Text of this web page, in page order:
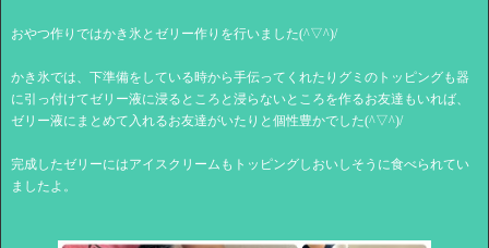
おやつ作りではかき氷とゼリー作りを行いました(^▽^)/
かき氷では、下準備をしている時から手伝ってくれたりグミのトッピングも器
に引っ付けてゼリー液に浸るところと浸らないところを作るお友達もいれば、
ゼリー液にまとめて入れるお友達がいたりと個性豊かでした(^▽^)/
完成したゼリーにはアイスクリームもトッピングしおいしそうに食べられてい
ましたよ。